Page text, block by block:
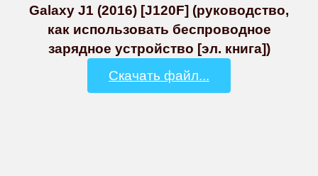
Galaxy J1 (2016) [J120F] (руководство,
как использовать беспроводное
зарядное устройство [эл. книга])
Скачать файл...